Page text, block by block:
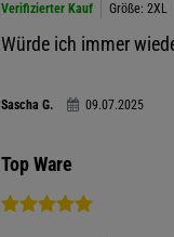
Verifizierter Kauf Größe: 2XL
Würde ich immer
Sascha G. 09.07.2025
Top Ware